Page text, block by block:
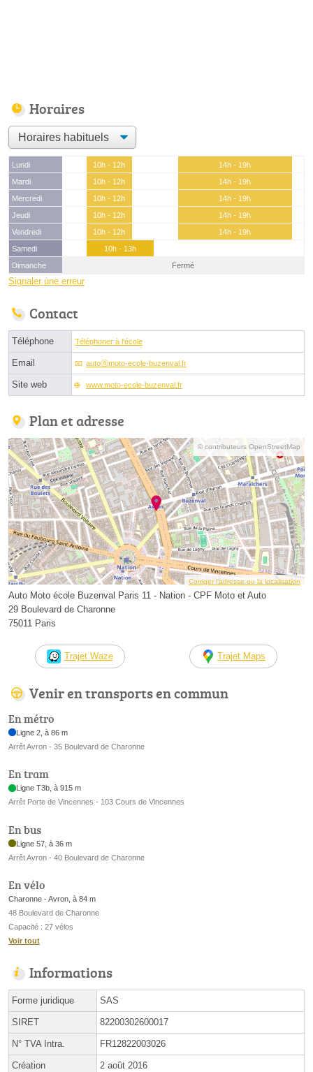
Horaires
Lundi 10h - 12h
14h - 19h
Mardi
10h - 12h
14h - 19h
Mercredi
10h - 12h
14h - 19h
Jeudi
10h - 12h
14h - 19h
Vendredi
10h - 12h
14h - 19h
Samedi
10h - 13h
Dimanche
Fermé
Signaler une erreur
Contact
Téléphone Téléphoner à l'école
Email autoⓐmoto-ecole-buzenval.fr
Site web www.moto-ecole-buzenval.fr
Plan et adresse
© contributeurs OpenStreetMap
Corriger l’adresse ou la localisation
Auto Moto école Buzenval Paris 11 - Nation - CPF Moto et Auto
29 Boulevard de Charonne
75011 Paris
Trajet Waze Trajet Maps
Venir en transports en commun
En métro
Ligne 2, à 86 m
Arrêt Avron - 35 Boulevard de Charonne
En tram
Ligne T3b, à 915 m
Arrêt Porte de Vincennes - 103 Cours de Vincennes
En bus
Ligne 57, à 36 m
Arrêt Avron - 40 Boulevard de Charonne
En vélo
Charonne - Avron, à 84 m
48 Boulevard de Charonne
Capacité : 27 vélos
Voir tout
Informations
Forme juridique SAS
SIRET 82200302600017
N° TVA Intra. FR12822003026
Création 2 août 2016